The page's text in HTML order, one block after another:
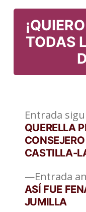
en
TODAS
de
Entrada
ASÍ FUE
JUMILLA
Entrada
QUERELLA
CASTILLA-